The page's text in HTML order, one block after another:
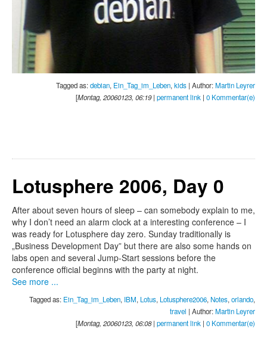
Tagged as:debian, Ein_Tag_im_Leben,kids | Author:Martin Leyrer
[Montag, 20060123, 06:19| permanent link | 0 Kommentar(e)
Lotusphere 2006, Day 0
After about seven hours of sleep – can somebody explain to me,
why I don’t need an alarm clock at a interesting conference – I
was ready for Lotusphere day zero. Sunday traditionally is
„Business Development Day” but there are also some hands on
labs open and several Jump-Start sessions before the
conference official beginns with the party at night.
See more ...
Tagged as: Ein_Tag_im_Leben, IBM, Lotus, Lotusphere2006,Notes,orlando,
travel | Author:Martin Leyrer
[Montag, 20060123, 06:08| permanent link | 0 Kommentar(e)